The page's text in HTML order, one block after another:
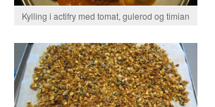
Kylling i actifry med tomat, gulerod og timian